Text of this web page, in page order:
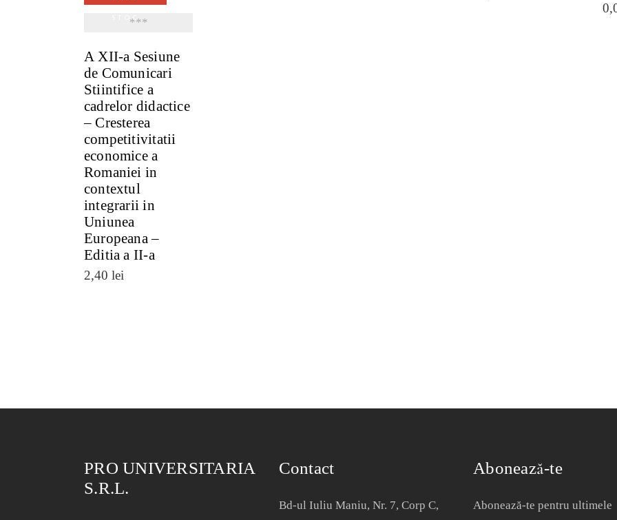
STOC***
A XII-a Sesiune
de Comunicari
Stiintifice a
cadrelor didactice
– Cresterea
competitivitatii
economice a
Romaniei in
contextul
integrarii in
Uniunea
Europeana –
Editia a II-a
2,40 lei
PRO UNIVERSITARIA
S.R.L.
Contact
Bd-ul Iuliu Maniu, Nr. 7, Corp C,
Abonează-te
Abonează-te pentru ultimele